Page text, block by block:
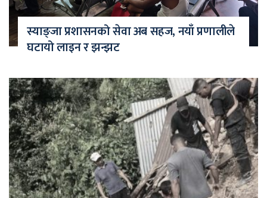
स्याङ्जा प्रशासनको सेवा अब सहज, नयाँ प्रणालीले
घटायो लाइन र झन्झट